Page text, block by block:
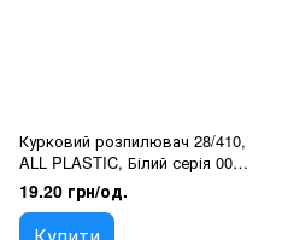
Курковий розпилювач 28/410,
ALL PLASTIC, Білий серія 007-
F2
19.20 грн/од.